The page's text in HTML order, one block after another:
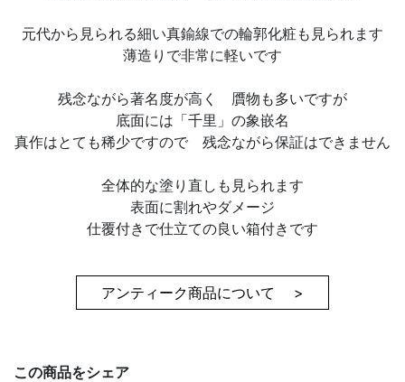
元代から見られる細い真鍮線での輪郭化粧も見られます
薄造りで非常に軽いです
残念ながら著名度が高く 贋物も多いですが
底面には「千里」の象嵌名
真作はとても稀少ですので 残念ながら保証はできません
全体的な塗り直しも見られます
表面に割れやダメージ
仕覆付きで仕立ての良い箱付きです
アンティーク商品について >
この商品をシェア